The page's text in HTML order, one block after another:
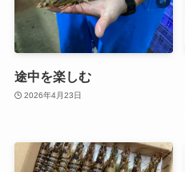
途中を楽しむ
2026年4月23日